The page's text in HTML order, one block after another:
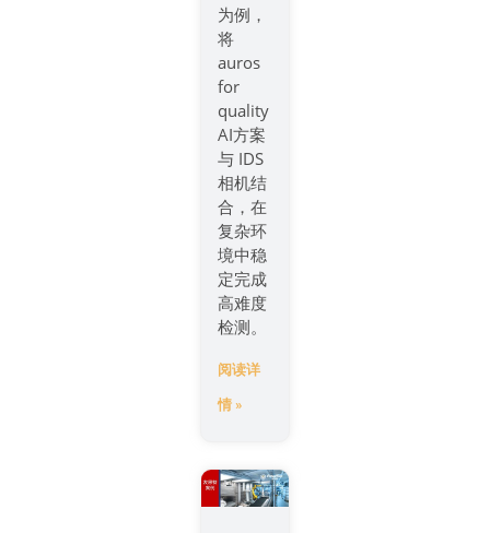
为例，
将
auros
for
quality
AI方案
与 IDS
相机结
合，在
复杂环
境中稳
定完成
高难度
检测。
阅读详
情 »